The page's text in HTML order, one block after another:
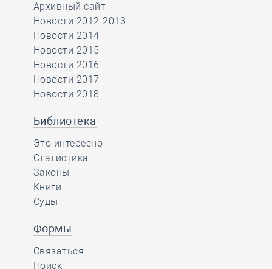
Архивный сайт
Новости 2012-2013
Новости 2014
Новости 2015
Новости 2016
Новости 2017
Новости 2018
Библиотека
Это интересно
Статистика
Законы
Книги
Суды
Формы
Связаться
Поиск